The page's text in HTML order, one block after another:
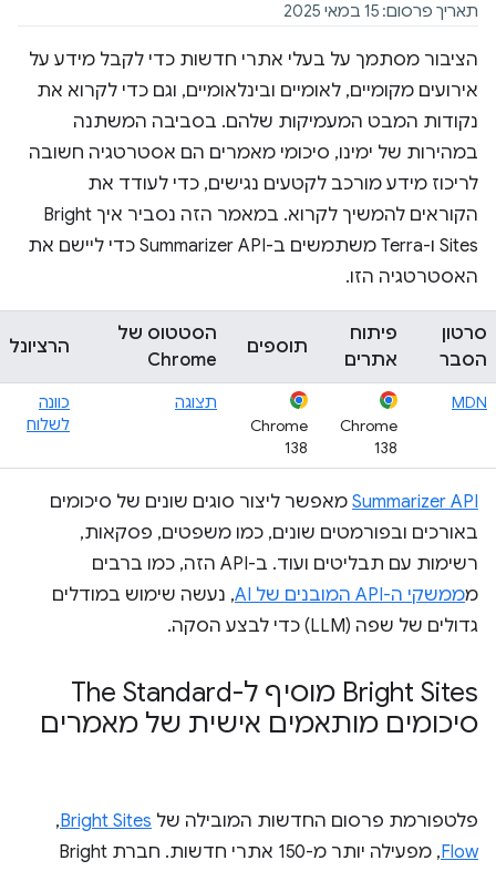
תאריך פרסום: 15 במאי 2025
הציבור מסתמך על בעלי אתרי חדשות כדי לקבל מידע על
אירועים מקומיים, לאומיים ובינלאומיים, וגם כדי לקרוא את
נקודות המבט המעמיקות שלהם. בסביבה המשתנה
במהירות של ימינו, סיכומי מאמרים הם אסטרטגיה חשובה
לריכוז מידע מורכב לקטעים נגישים, כדי לעודד את
הקוראים להמשיך לקרוא. במאמר הזה נסביר איך Bright
Sites ו-Terra משתמשים ב-Summarizer API כדי ליישם את
האסטרטגיה הזו.
סרטון
הסבר
פיתוח
אתרים
תוספים
הסטטוס של
Chrome
הרציונל
MDN
Chrome
138
Chrome
138
תצוגה
כוונה
לשלוח
Summarizer API מאפשר ליצור סוגים שונים של סיכומים
באורכים ובפורמטים שונים, כמו משפטים, פסקאות,
רשימות עם תבליטים ועוד. ב-API הזה, כמו ברבים
מממשקי ה-API המובנים של AI
, נעשה שימוש במודלים
גדולים של שפה (LLM) כדי לבצע הסקה.
‫Bright Sites מוסיף ל-The Standard
סיכומים מותאמים אישית של מאמרים
פלטפורמת פרסום החדשות המובילה של Bright Sites
, ‏
Flow
, מפעילה יותר מ-150 אתרי חדשות. חברת Bright